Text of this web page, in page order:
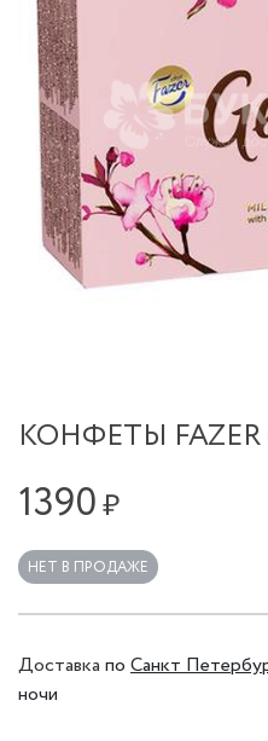
КОНФЕТЫ FAZER
1390₽
НЕТ В ПРОДАЖЕ
Доставка по Санкт
ночи